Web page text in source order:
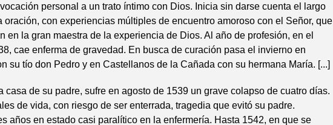
personal a un trato íntimo con Dios. Inicia sin darse cuenta el largo
oración, con experiencias múltiples de encuentro amoroso con el Señor, que
en la gran maestra de la experiencia de Dios. Al año de profesión, en el
cae enferma de gravedad. En busca de curación pasa el invierno en
su tío don Pedro y en Castellanos de la Cañada con su hermana María. [...]
casa de su padre, sufre en agosto de 1539 un grave colapso de cuatro días.
de vida, con riesgo de ser enterrada, tragedia que evitó su padre.
años en estado casi paralítico en la enfermería. Hasta 1542, en que se